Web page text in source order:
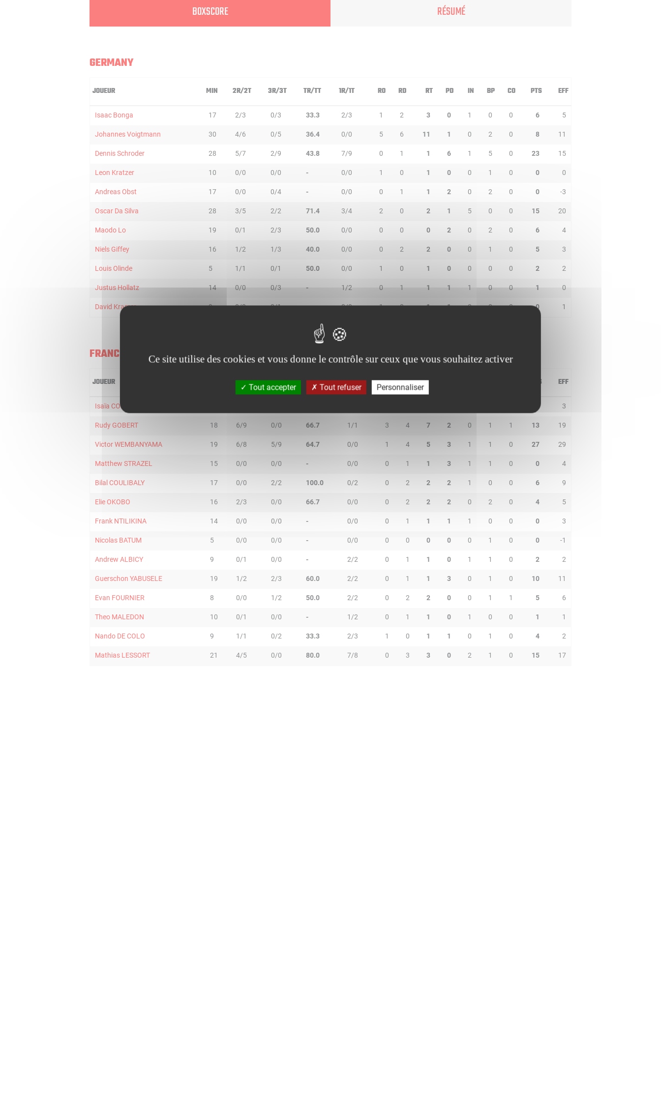
BOXSCORE RÉSUMÉ
GERMANY
JOUEUR MIN 2R/2T 3R/3T TR/TT 1R/1T RO RD RT PD IN BP CO PTS EFF
Isaac Bonga 17 2/3 0/3 33.3 2/3 1 2 3 0 1 0 0 6 5
Johannes Voigtmann 30 4/6 0/5 36.4 0/0 5 6 11 1 0 2 0 8 11
Dennis Schroder 28 5/7 2/9 43.8 7/9 0 1 1 6 1 5 0 23 15
Leon Kratzer 10 0/0 0/0 - 0/0 1 0 1 0 0 1 0 0 0
Andreas Obst 17 0/0 0/4 - 0/0 0 1 1 2 0 2 0 0 -3
Oscar Da Silva 28 3/5 2/2 71.4 3/4 2 0 2 1 5 0 0 15 20
Maodo Lo 19 0/1 2/3 50.0 0/0 0 0 0 2 0 2 0 6 4
Niels Giffey 16 1/2 1/3 40.0 0/0 0 2 2 0 0 1 0 5 3
Louis Olinde 5 1/1 0/1 50.0 0/0 1 0 1 0 0 0 0 2 2
Justus Hollatz 14 0/0 0/3 - 1/2 0 1 1 1 1 0 0 1 0
David Kramer 9 0/0 0/1 - 0/0 1 0 1 1 0 0 0 0 1
FRANCE
JOUEUR 2R/2T 3R/3T TR/TT 1R/1T RO RD RT PTS EFF
Isaïa CORDINIER 3
Rudy GOBERT 18 6/9 0/0 66.7 1/1 3 4 7 2 0 1 1 13 19
Victor WEMBANYAMA 19 6/8 5/9 64.7 0/0 1 4 5 3 1 1 0 27 29
Matthew STRAZEL 15 0/0 0/0 - 0/0 0 1 1 3 1 1 0 0 4
Bilal COULIBALY 17 0/0 2/2 100.0 0/2 0 2 2 2 1 0 0 6 9
Elie OKOBO 16 2/3 0/0 66.7 0/0 0 2 2 2 0 2 0 4 5
Frank NTILIKINA 14 0/0 0/0 - 0/0 0 1 1 1 1 0 0 0 3
Nicolas BATUM 5 0/0 0/0 - 0/0 0 0 0 0 0 1 0 0 -1
Andrew ALBICY 9 0/1 0/0 - 2/2 0 1 1 0 1 1 0 2 2
Guerschon YABUSELE 19 1/2 2/3 60.0 2/2 0 1 1 3 0 1 0 10 11
Evan FOURNIER 8 0/0 1/2 50.0 2/2 0 2 2 0 0 1 1 5 6
Theo MALEDON 10 0/1 0/0 - 1/2 0 1 1 0 1 0 0 1 1
Nando DE COLO 9 1/1 0/2 33.3 2/3 1 0 1 1 0 1 0 4 2
Mathias LESSORT 21 4/5 0/0 80.0 7/8 0 3 3 0 2 1 0 15 17
Ce site utilise des cookies et vous donne le contrôle sur ceux que vous souhaitez activer
Tout accepter Tout refuser Personnaliser